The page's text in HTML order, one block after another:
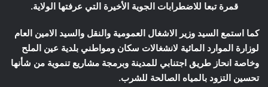
قمرة تبعا للاضطرابات الجوية الأخيرة التي عرفتها الولاية.
كما استمع السيد وزير الاشغال العمومية والنقل والسيد الامين العام
لوزارة الموارد المائية لانشغالات سكان ومواطني بلدية عين الملح
وخاصة انحاز طريق اجتنابي للمدينة وبرمجة مشاريع تنموية من شأنها
تحسين التزود بالمياه الصالحة للشرب.